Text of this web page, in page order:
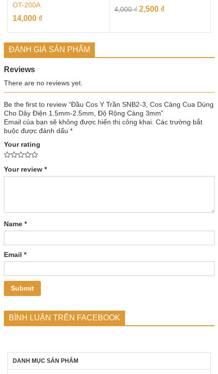
OT-200A
14,000 ₫
4,000₫ 2,500 ₫
ĐÁNH GIÁ SẢN PHẨM
Reviews
There are no reviews yet.
Be the first to review “Đầu Cos Y Trần SNB2-3, Cos Càng Cua Dùng
Cho Dây Điện 1.5mm-2.5mm, Độ Rộng Càng 3mm”
Email của bạn sẽ không được hiển thị công khai. Các trường bắt
buộc được đánh dấu *
Your rating
Your review *
Name *
Email *
BÌNH LUẬN TRÊN FACEBOOK
DANH MỤC SẢN PHẨM